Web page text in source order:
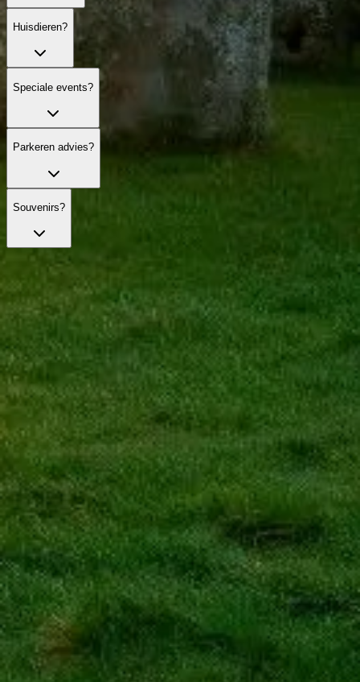
Huisdieren?
Speciale events?
Parkeren advies?
Souvenirs?
Sla de rij over met je tickets
Ontdek onze beste ticketopties, met snelle toegang en deskundige
begeleiding.
Tickets boeken
Stonehenge
Praktische gids voor een kalm bezoek aan Stonehenge: tips, tickets,
planning.